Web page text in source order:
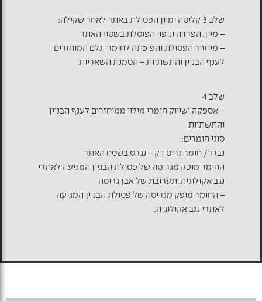
שלב 3 קליטה ומיון הפסולת באתר לאחר שקילה:
– מיון, הפרדה וניפוי הפוסלת בשטח האתר
– מיחזור הפסולת והפיכתה לחומרי גלם המוחזרים
לענף הבניין והתשתיות – הטמנת השאריות
שלב 4
– אספקה ושיווק חומרי מילוי ממוחזרים לענף הבניין
והתשתיות
סוגי חומרים:
נברר/ חומר גרוס דק – נגרס בשטח האתר
החומר מופק מגריסה של פסולת הבניין המגיעה לאתרי
נגב אקולוגיה. תערובת של אבן גרוסה
– החומר מופק מגריסה של פסולת הבניין המגיעה
לאתרי נגב אקולוגיה.